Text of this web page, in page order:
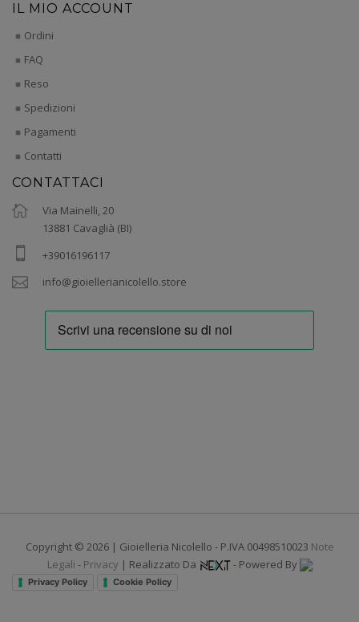
IL MIO ACCOUNT
Ordini
FAQ
Reso
Spedizioni
Pagamenti
Contatti
CONTATTACI
Via Mainelli, 20
13881 Cavaglià (BI)
+39016196117
info@gioiellerianicolello.store
Copyright © 2026 | Gioielleria Nicolello - P.IVA 00498510023 Note
Legali - Privacy | Realizzato Da - Powered By
Privacy Policy Cookie Policy